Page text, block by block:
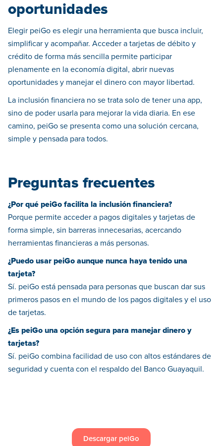
oportunidades
Elegir peiGo es elegir una herramienta que busca incluir,
simplificar y acompañar. Acceder a tarjetas de débito y
crédito de forma más sencilla permite participar
plenamente en la economía digital, abrir nuevas
oportunidades y manejar el dinero con mayor libertad.
La inclusión financiera no se trata solo de tener una app,
sino de poder usarla para mejorar la vida diaria. En ese
camino, peiGo se presenta como una solución cercana,
simple y pensada para todos.
Preguntas frecuentes
¿Por qué peiGo facilita la inclusión financiera?
Porque permite acceder a pagos digitales y tarjetas de
forma simple, sin barreras innecesarias, acercando
herramientas financieras a más personas.
¿Puedo usar peiGo aunque nunca haya tenido una
tarjeta?
Sí. peiGo está pensada para personas que buscan dar sus
primeros pasos en el mundo de los pagos digitales y el uso
de tarjetas.
¿Es peiGo una opción segura para manejar dinero y
tarjetas?
Sí. peiGo combina facilidad de uso con altos estándares de
seguridad y cuenta con el respaldo del Banco Guayaquil.
Descargar peiGo